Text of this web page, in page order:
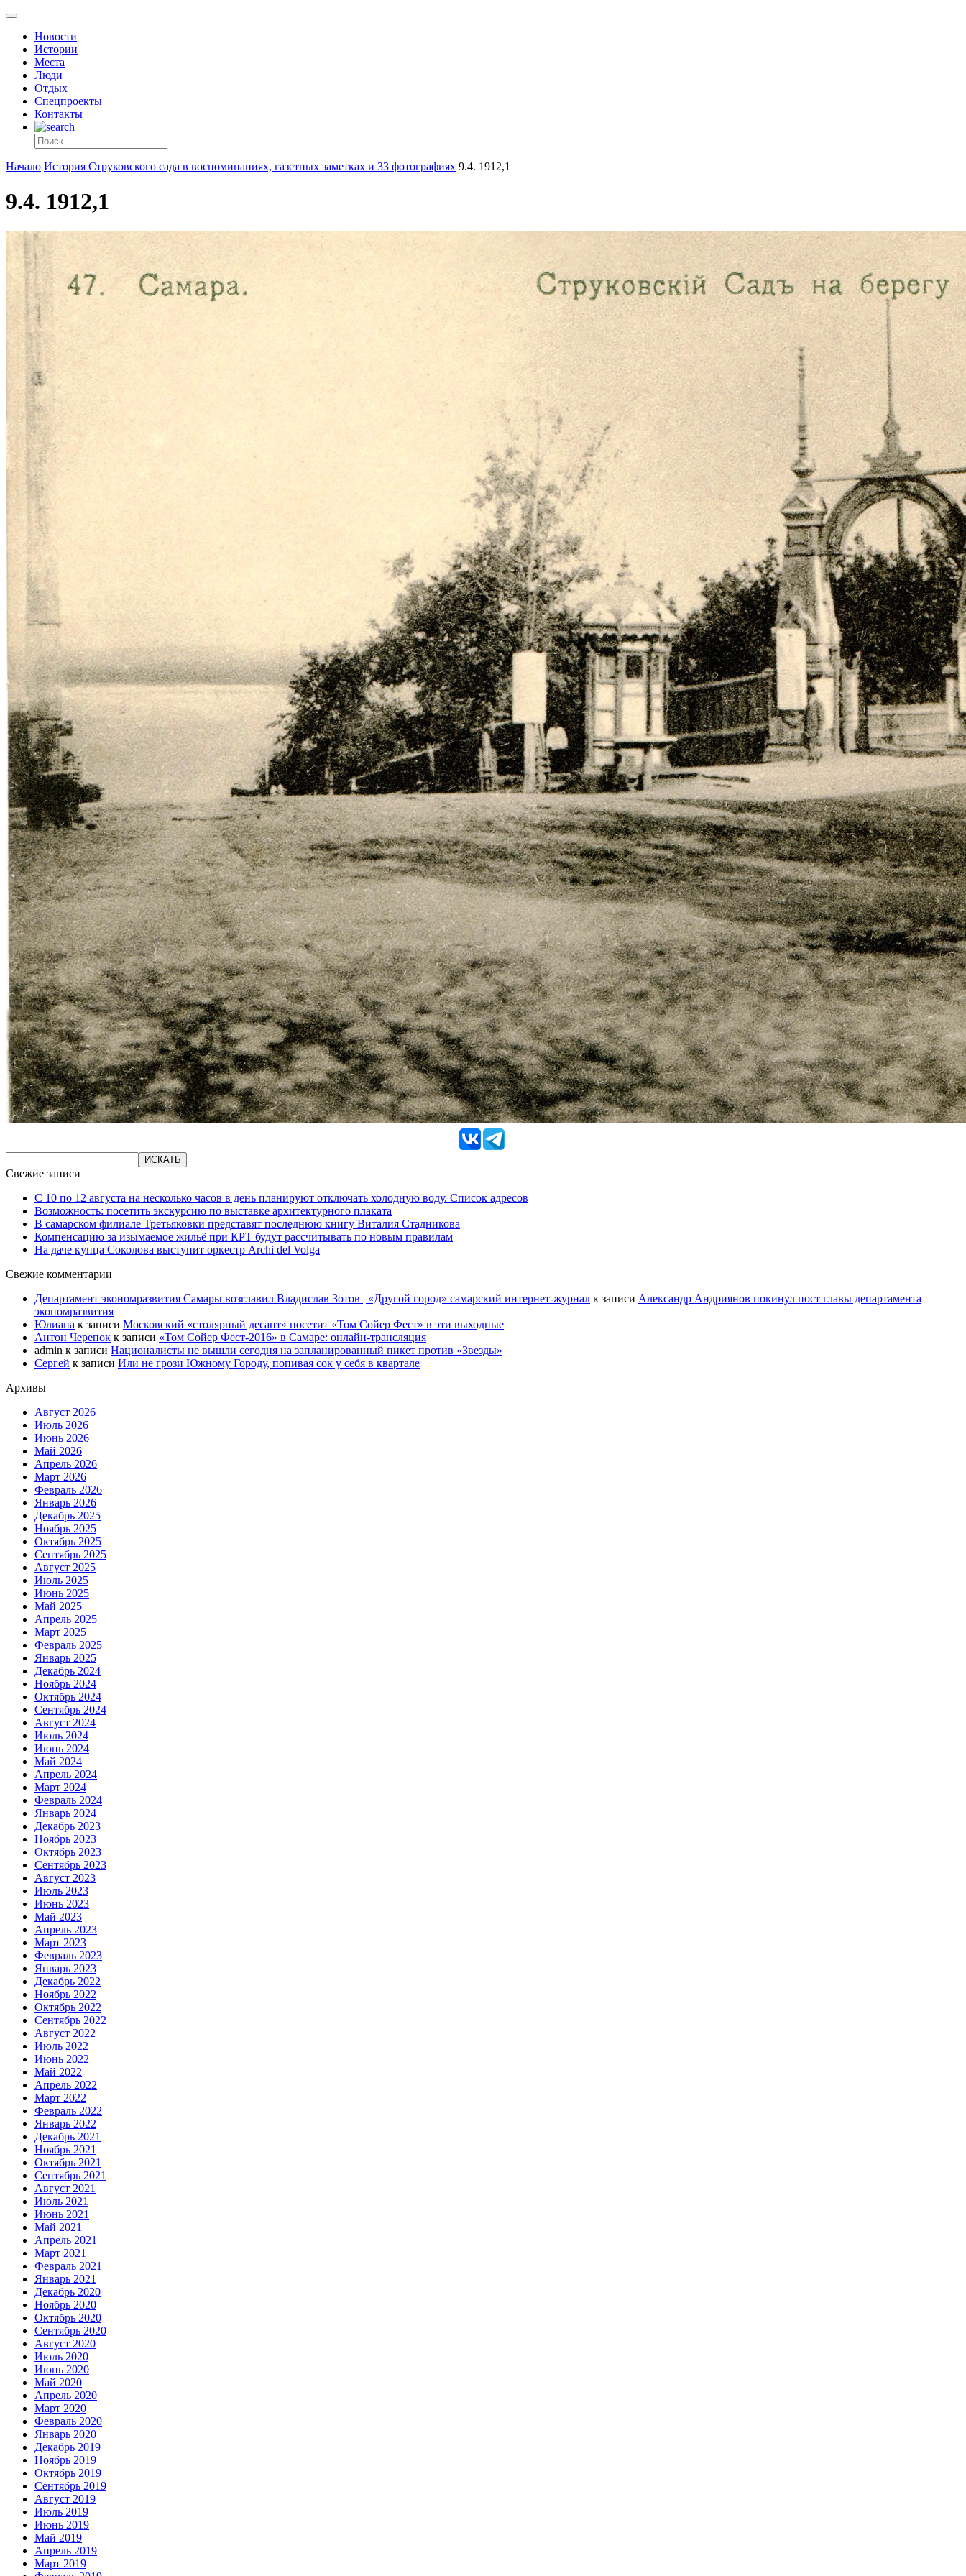
Новости
Истории
Места
Люди
Отдых
Спецпроекты
Контакты
Начало История Струковского сада в воспоминаниях, газетных заметках и 33 фотографиях 9.4. 1912,1
9.4. 1912,1
Свежие записи
С 10 по 12 августа на несколько часов в день планируют отключать холодную воду. Список адресов
Возможность: посетить экскурсию по выставке архитектурного плаката
В самарском филиале Третьяковки представят последнюю книгу Виталия Стадникова
Компенсацию за изымаемое жильё при КРТ будут рассчитывать по новым правилам
На даче купца Соколова выступит оркестр Archi del Volga
Свежие комментарии
Департамент экономразвития Самары возглавил Владислав Зотов | «Другой город» самарский интернет-журнал к записи Александр Андриянов покинул пост главы департамента
экономразвития
Юлиана к записи Московский «столярный десант» посетит «Том Сойер Фест» в эти выходные
Антон Черепок к записи «Том Сойер Фест-2016» в Самаре: онлайн-трансляция
admin к записи Националисты не вышли сегодня на запланированный пикет против «Звезды»
Сергей к записи Или не грози Южному Городу, попивая сок у себя в квартале
Архивы
Август 2026
Июль 2026
Июнь 2026
Май 2026
Апрель 2026
Март 2026
Февраль 2026
Январь 2026
Декабрь 2025
Ноябрь 2025
Октябрь 2025
Сентябрь 2025
Август 2025
Июль 2025
Июнь 2025
Май 2025
Апрель 2025
Март 2025
Февраль 2025
Январь 2025
Декабрь 2024
Ноябрь 2024
Октябрь 2024
Сентябрь 2024
Август 2024
Июль 2024
Июнь 2024
Май 2024
Апрель 2024
Март 2024
Февраль 2024
Январь 2024
Декабрь 2023
Ноябрь 2023
Октябрь 2023
Сентябрь 2023
Август 2023
Июль 2023
Июнь 2023
Май 2023
Апрель 2023
Март 2023
Февраль 2023
Январь 2023
Декабрь 2022
Ноябрь 2022
Октябрь 2022
Сентябрь 2022
Август 2022
Июль 2022
Июнь 2022
Май 2022
Апрель 2022
Март 2022
Февраль 2022
Январь 2022
Декабрь 2021
Ноябрь 2021
Октябрь 2021
Сентябрь 2021
Август 2021
Июль 2021
Июнь 2021
Май 2021
Апрель 2021
Март 2021
Февраль 2021
Январь 2021
Декабрь 2020
Ноябрь 2020
Октябрь 2020
Сентябрь 2020
Август 2020
Июль 2020
Июнь 2020
Май 2020
Апрель 2020
Март 2020
Февраль 2020
Январь 2020
Декабрь 2019
Ноябрь 2019
Октябрь 2019
Сентябрь 2019
Август 2019
Июль 2019
Июнь 2019
Май 2019
Апрель 2019
Март 2019